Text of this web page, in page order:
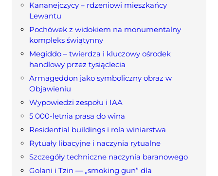
Kananejczycy – rdzeniowi mieszkańcy
Lewantu
Pochówek z widokiem na monumentalny
kompleks świątynny
Megiddo – twierdza i kluczowy ośrodek
handlowy przez tysiąclecia
Armageddon jako symboliczny obraz w
Objawieniu
Wypowiedzi zespołu i IAA
5 000-letnia prasa do wina
Residential buildings i rola winiarstwa
Rytuały libacyjne i naczynia rytualne
Szczegóły techniczne naczynia baranowego
Golani i Tzin — „smoking gun” dla